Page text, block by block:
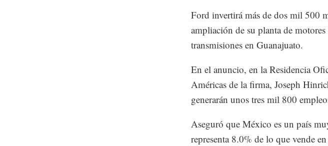
Ford invertirá más de dos mil 500
ampliación de su planta de
transmisiones en Guanajuato.
En el anuncio, en la Residencia
Américas de la firma, Joseph
generarán unos tres mil 800
Aseguró que México es un país
representa 8.0% de lo que vende